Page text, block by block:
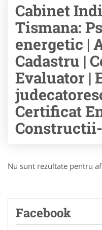
Cabinet
Tismana:
energetic |
Cadastru |
Evaluator |
Certificat
Nu sunt rezultate pentru
Facebook